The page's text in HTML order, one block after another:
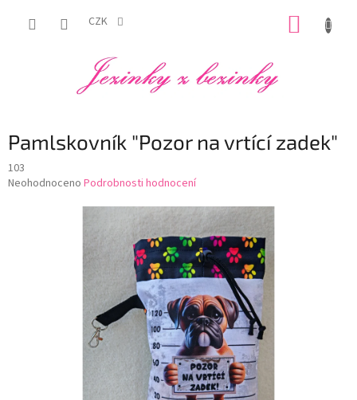
CZK
Pamlskovník "Pozor na vrtící zadek"
103
Průměrné
Neohodnoceno Podrobnosti hodnocení